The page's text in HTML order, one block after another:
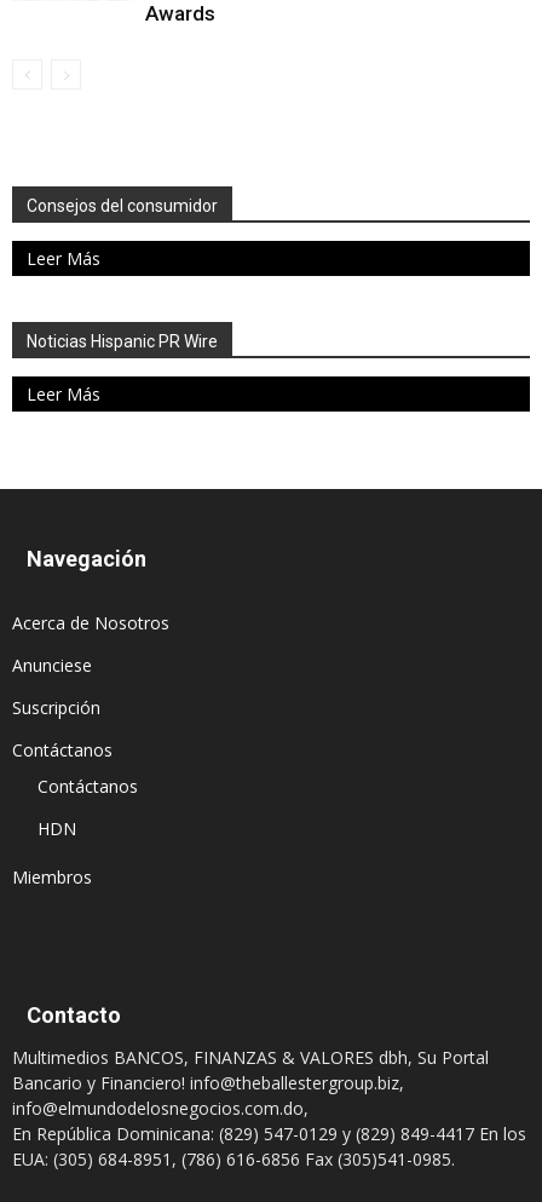
Awards
Consejos del consumidor
Leer Más
Noticias Hispanic PR Wire
Leer Más
Navegación
Acerca de Nosotros
Anunciese
Suscripción
Contáctanos
Contáctanos
HDN
Miembros
Contacto
Multimedios BANCOS, FINANZAS & VALORES dbh, Su Portal
Bancario y Financiero! info@theballestergroup.biz,
info@elmundodelosnegocios.com.do,
En República Dominicana: (829) 547-0129 y (829) 849-4417 En los
EUA: (305) 684-8951, (786) 616-6856 Fax (305)541-0985.